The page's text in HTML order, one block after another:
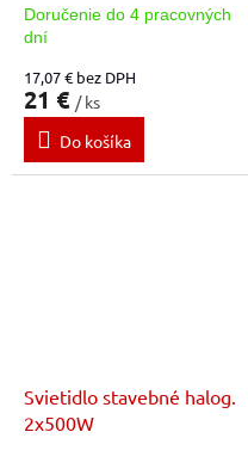
Doručenie do 4 pracovných
dní
17,07 € bez DPH
21 € / ks
Do košíka
Svietidlo stavebné halog.
2x500W